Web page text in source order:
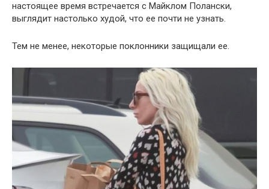
настоящее время встречается с Майклом Полански,
выглядит настолько худой, что ее почти не узнать.
Тем не менее, некоторые поклонники защищали ее.